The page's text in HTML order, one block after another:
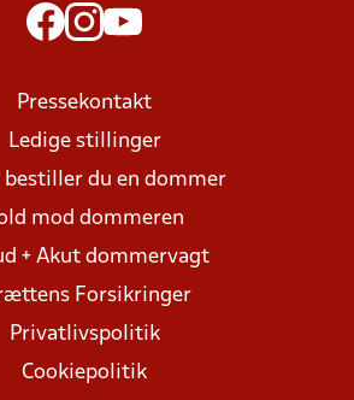
Pressekontakt
Ledige stillinger
bestiller du en dommer
mod dommeren
+ Akut dommervagt
Forsikringer
Privatlivspolitik
Cookiepolitik